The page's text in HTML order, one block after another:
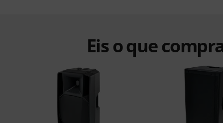
Eis o que